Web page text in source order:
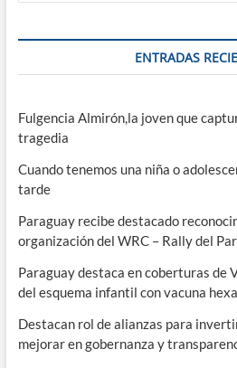
o
según
ENTRADAS
Fulgencia Almirón,la joven que
tragedia
Cuando tenemos una niña o
tarde
Paraguay recibe destacado
organización del WRC – Rally del
Paraguay destaca en coberturas de
del esquema infantil con vacuna
Destacan rol de alianzas para
mejorar en gobernanza y